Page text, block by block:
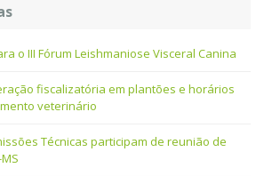
o III Fórum Leishmaniose Visceral Canina
fiscalizatória em plantões e horários
veterinário
Técnicas participam de reunião de